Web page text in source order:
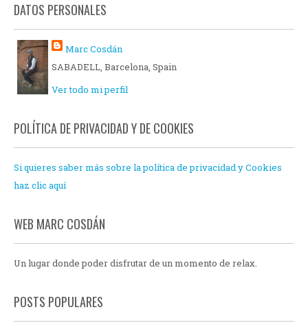
DATOS PERSONALES
Marc Cosdán
SABADELL, Barcelona, Spain
Ver todo mi perfil
POLÍTICA DE PRIVACIDAD Y DE COOKIES
Si quieres saber más sobre la política de privacidad y Cookies
haz clic aquí
WEB MARC COSDÁN
Un lugar donde poder disfrutar de un momento de relax.
POSTS POPULARES